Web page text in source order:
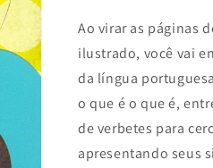
língua
portuguesa
Ao virar as páginas
ilustrado, você vai
da língua
o que é o que é,
de verbetes para
apresentando seus